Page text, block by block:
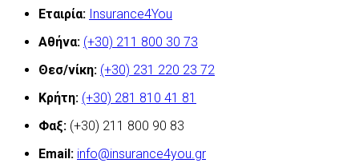
Εταιρία: Insurance4You
Αθήνα: (+30) 211 800 30 73
Θεσ/νίκη: (+30) 231 220 23 72
Κρήτη: (+30) 281 810 41 81
Φαξ: (+30) 211 800 90 83
Email: info@insurance4you.gr